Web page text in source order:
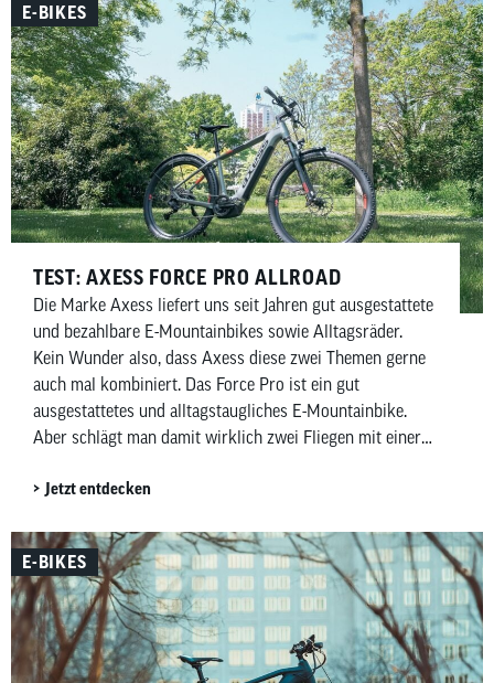
E-BIKES
TEST: AXESS FORCE PRO ALLROAD
Die Marke Axess liefert uns seit Jahren gut ausgestattete
und bezahlbare E-Mountainbikes sowie Alltagsräder.
Kein Wunder also, dass Axess diese zwei Themen gerne
auch mal kombiniert. Das Force Pro ist ein gut
ausgestattetes und alltagstaugliches E-Mountainbike.
Aber schlägt man damit wirklich zwei Fliegen mit einer
Jetzt entdecken
E-BIKES